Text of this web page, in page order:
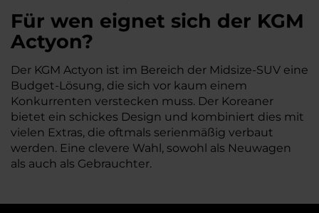
Für wen eignet sich der KGM
Actyon?
Der KGM Actyon ist im Bereich der Midsize-SUV eine
Budget-Lösung, die sich vor kaum einem
Konkurrenten verstecken muss. Der Koreaner
bietet ein schickes Design und kombiniert dies mit
vielen Extras, die oftmals serienmäßig verbaut
werden. Eine clevere Wahl, sowohl als Neuwagen
als auch als Gebrauchter.